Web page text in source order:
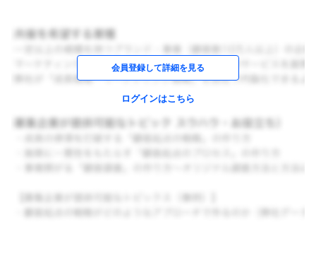
会員登録して詳細を見る
ログインはこちら